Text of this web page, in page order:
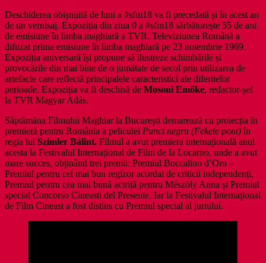
Deschiderea obișnuită de luni a #sfm18 va fi precedată și în acest an
de un vernisaj. Expoziția din ziua 0 a #sfm18 sărbătorește 55 de ani
de emisiune în limba maghiară a TVR. Televiziunea Română a
difuzat prima emisiune în limba maghiară pe 23 noiembrie 1969.
Expoziția aniversară își propune să ilustreze schimbările și
provocările din mai bine de o jumătate de secol prin utilizarea de
artefacte care reflectă principalele caracteristici ale diferitelor
perioade. Expoziția va fi deschisă de Mosoni Emőke, redactor-șef
la TVR Magyar Adás.
Săptămâna Filmului Maghiar la București demarează cu proiecția în
premieră pentru România a peliculei Punct negru (Fekete pont)în
regia lui Szimler Bálint. Filmul a avut premiera internațională anul
acesta la Festivalul Internațional de Film de la Locarno, unde a avut
mare succes, obținând trei premii: Premiul Boccalino d’Oro –
Premiul pentru cel mai bun regizor acordat de criticii independenți,
Premiul pentru cea mai bună actriță pentru Mészöly Anna și Premiul
special Concorso Cineasti del Presente. Iar la Festivalul Internațional
de Film Cineast a fost distins cu Premiul special al juriului.